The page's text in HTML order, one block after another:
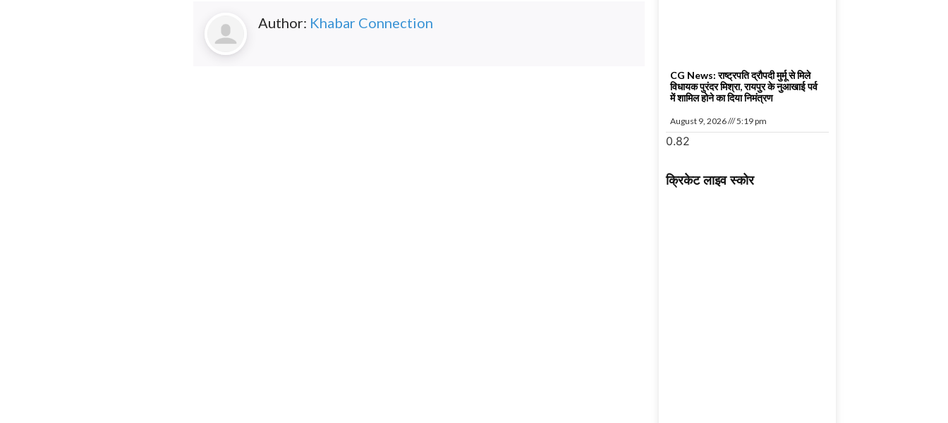
Author: Khabar Connection
CG News: राष्ट्रपति द्रौपदी मुर्मू से मिले
विधायक पुरंदर मिश्रा, रायपुर के नुआखाई पर्व
में शामिल होने का दिया निमंत्रण
August 9, 2026 5:19 pm
क्रिकेट लाइव स्कोर